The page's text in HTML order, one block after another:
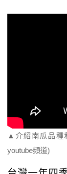
▲ 介紹南瓜品種
youtube頻道)